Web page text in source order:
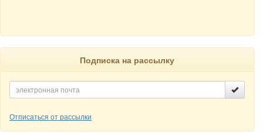
Подписка на рассылку
Отписаться от рассылки